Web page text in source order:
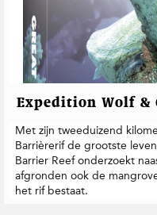
Expedition Wolf &
Met zijn tweeduizend
Barrièrerif de grootste
Barrier Reef onderzoekt
afgronden ook de
het rif bestaat.